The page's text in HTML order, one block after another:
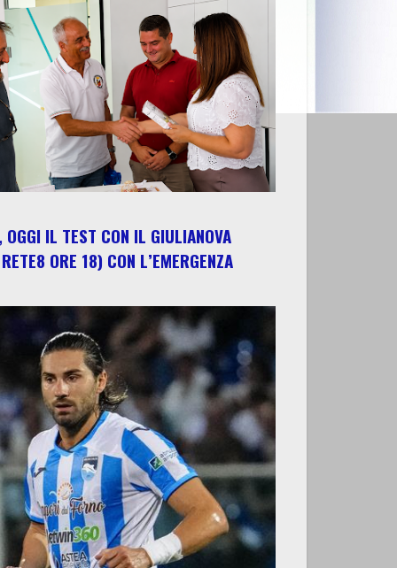
OGGI IL TEST CON IL GIULIANOVA
ORE 18) CON L’EMERGENZA